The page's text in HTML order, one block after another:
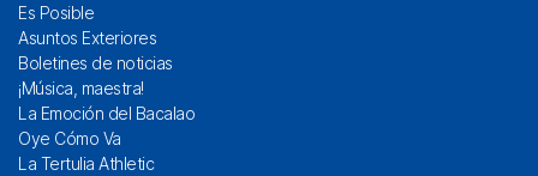
Es Posible
Asuntos Exteriores
Boletines de noticias
¡Música, maestra!
La Emoción del Bacalao
Oye Cómo Va
La Tertulia Athletic